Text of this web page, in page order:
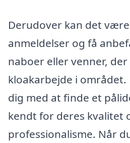
Derudover kan det
anmeldelser og få
naboer eller venner,
kloakarbejde i
dig med at finde et
kendt for deres kvalitet
professionalisme. Når